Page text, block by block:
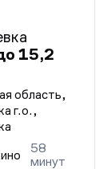
15,2
область,
г.о.,
58
минут